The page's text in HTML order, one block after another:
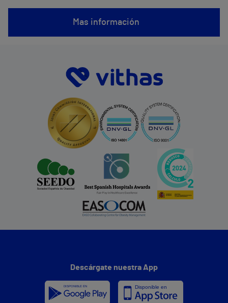
Mas información
Descárgate nuestra App